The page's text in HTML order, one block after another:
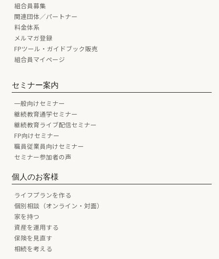
組合員募集
関連団体／パートナー
料金体系
メルマガ登録
FPツール・ガイドブック販売
組合員マイページ
セミナー案内
一般向けセミナー
継続教育通学セミナー
継続教育ライブ配信セミナー
FP向けセミナー
職員従業員向けセミナー
セミナー参加者の声
個人のお客様
ライフプランを作る
個別相談（オンライン・対面）
家を持つ
資産を運用する
保険を見直す
相続を考える